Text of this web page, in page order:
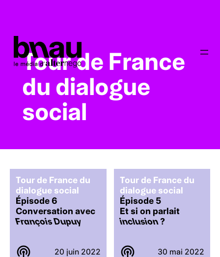
Tour de France
du dialogue
social
Tour de France du
dialogue social
Épisode 6
Conversation avec
François Dupuy
20 juin 2022
Tour de France du
dialogue social
Épisode 5
Et si on parlait
inclusion?
30 mai 2022